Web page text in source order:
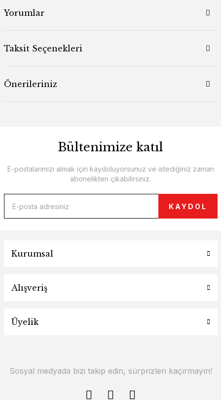
Yorumlar
Taksit Seçenekleri
Önerileriniz
Bültenimize katıl
E-postalarımızı almak için kaydoluyorsunuz ve istediğiniz zaman
abonelikten çıkabilirsiniz.
KAYDOL
Kurumsal
Alışveriş
Üyelik
Sosyal medyada bizi takip edin, sürprizleri kaçırmayın!